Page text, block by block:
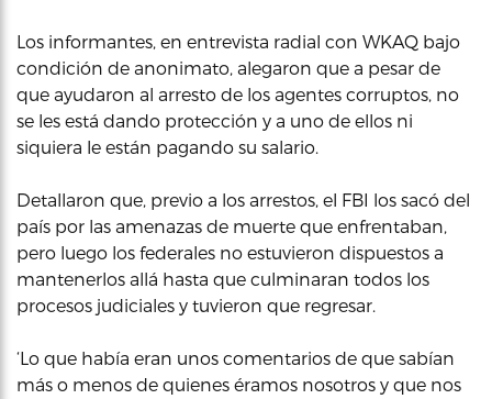
Los informantes, en entrevista radial con WKAQ bajo
condición de anonimato, alegaron que a pesar de
que ayudaron al arresto de los agentes corruptos, no
se les está dando protección y a uno de ellos ni
siquiera le están pagando su salario.
Detallaron que, previo a los arrestos, el FBI los sacó del
país por las amenazas de muerte que enfrentaban,
pero luego los federales no estuvieron dispuestos a
mantenerlos allá hasta que culminaran todos los
procesos judiciales y tuvieron que regresar.
‘Lo que había eran unos comentarios de que sabían
más o menos de quienes éramos nosotros y que nos